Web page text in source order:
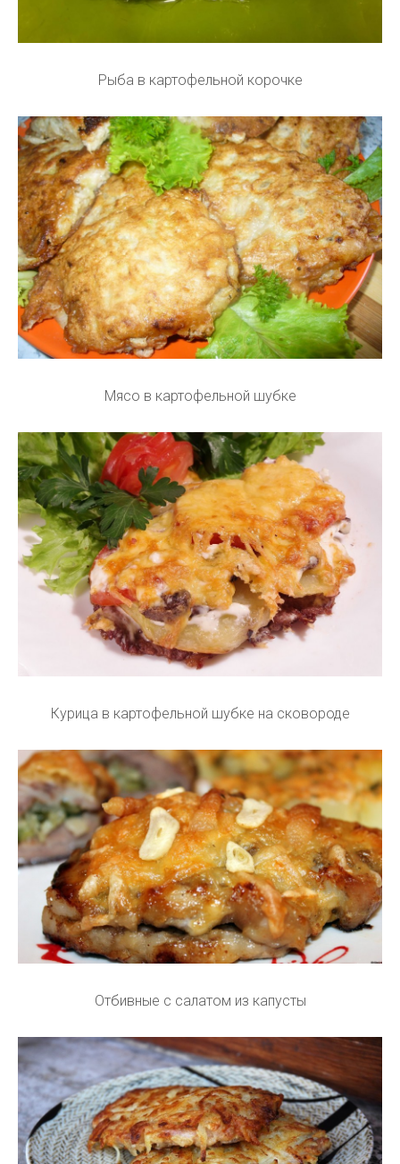
Рыба в картофельной корочке
Мясо в картофельной шубке
Курица в картофельной шубке на сковороде
Отбивные с салатом из капусты